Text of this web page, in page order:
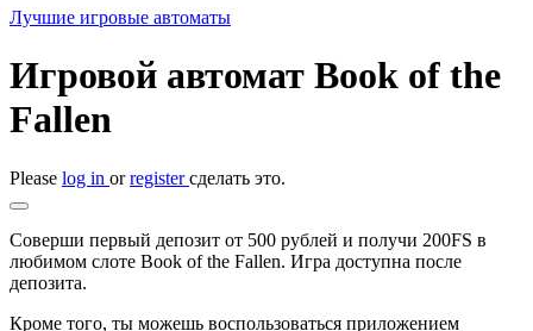
Лучшие игровые автоматы
Игровой автомат Book of the
Fallen
Please log in orregisterсделать это.
Соверши первый депозит от 500 рублей и получи 200FS в
любимом слоте Book of the Fallen. Игра доступна после
депозита.
Кроме того, ты можешь воспользоваться приложением